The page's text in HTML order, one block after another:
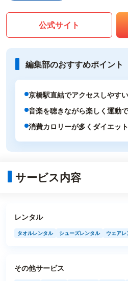
公式サイト
編集部のおすすめポイント
京橋駅直結でアクセスしやすい
音楽を聴きながら楽しく運動
消費カロリーが多くダイエッ
サービス内容
レンタル
タオルレンタル シューズレンタル ウェアレ
その他サービス